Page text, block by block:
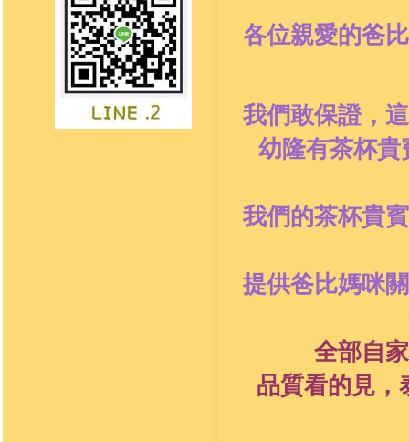
各位親愛的爸
我們敢保證，
幼隆有茶杯貴
我們的茶杯貴
提供爸比媽咪
全部自
品質看的見，